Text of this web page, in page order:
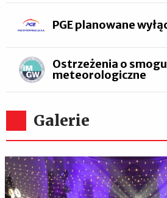
PGE planowane
Ostrzeżenia o
meteorologiczne
Galerie